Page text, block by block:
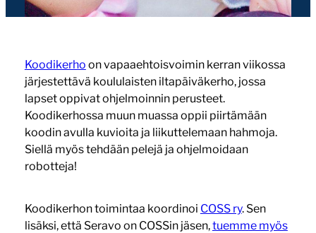
Koodikerho on vapaaehtoisvoimin kerran viikossa
järjestettävä koululaisten iltapäiväkerho, jossa
lapset oppivat ohjelmoinnin perusteet.
Koodikerhossa muun muassa oppii piirtämään
koodin avulla kuvioita ja liikuttelemaan hahmoja.
Siellä myös tehdään pelejä ja ohjelmoidaan
robotteja!
Koodikerhon toimintaa koordinoi COSS ry. Sen
lisäksi, että Seravo on COSSin jäsen,tuemme myös